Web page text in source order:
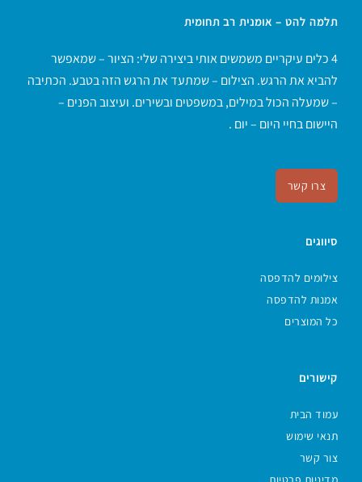
תלמה להט – אומנית רב תחומית
4 כלים עיקריים משמשים אותי ביצירה שלי: הציור – שמאפשר
להביא את הרגש. הצילום – שמתעד את הרגש הזה בטבע. הכתיבה
– שמעלה הכול במילים, במשפטים ובשירים. ועיצוב הפנים –
היישום בחיי היום – יום .
צרו קשר
סיווגים
צילומים להדפסה
אמנות להדפסה
כל המוצרים
קישורים
עמוד הבית
תנאי שימוש
צור קשר